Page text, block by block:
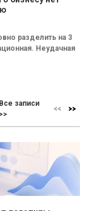
разделить на 3
Неудачная
Все записи
>>